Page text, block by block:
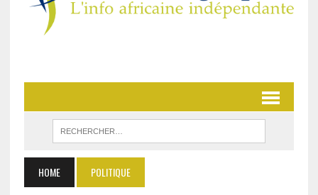
HOME POLITIQUE